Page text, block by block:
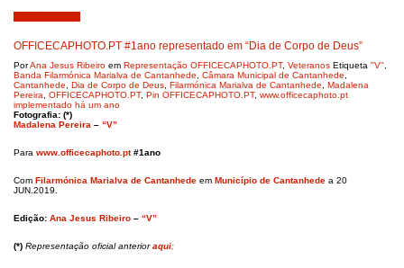
OFFICECAPHOTO.PT #1ano representado em “Dia de Corpo de Deus”
PorAna Jesus Ribeiro em Representação OFFICECAPHOTO.PT, Veteranos Etiqueta "V"
Banda Filarmónica Marialva de Cantanhede
Câmara Municipal de Cantanhede
Cantanhede
Dia de Corpo de Deus Filarmónica Marialva de Cantanhede
Madalena
Pereira
OFFICECAPHOTO.PT, Pin OFFICECAPHOTO.PT, www.officecaphoto.pt
implementado há um ano
Fotografia: (*)
Madalena Pereira – “V”
Para www.officecaphoto.pt#1ano
Com Filarmónica Marialva de Cantanhede em Município de Cantanhede a 20
JUN.2019.
Edição: Ana Jesus Ribeiro – “V”
(*) Representação oficial anterioraqui;